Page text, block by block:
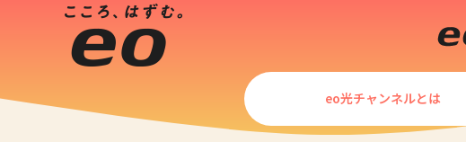
eo光チャンネルとは